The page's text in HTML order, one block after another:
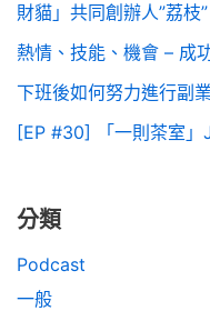
財貓」共同創辦人”荔枝”
熱情、技能、機會 – 成
下班後如何努力進行副
[EP #30] 「一則茶室
分類
Podcast
一般